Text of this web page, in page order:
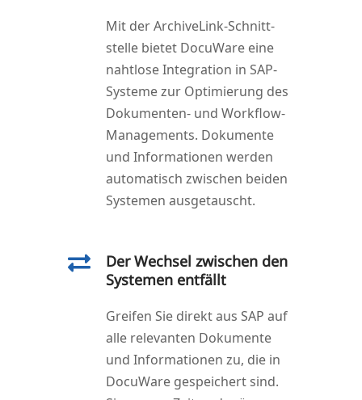
Mit der Archi­veLink-Schnitt­
stel­le bie­tet Docu­Wa­re eine
naht­lo­se Inte­gra­ti­on in SAP-
Sys­te­me zur Opti­mie­rung des
Doku­men­ten- und Work­flow-
Manage­ments. Doku­men­te
und Infor­ma­tio­nen wer­den
auto­ma­tisch zwi­schen bei­den
Sys­te­men ausgetauscht.

Der Wechsel zwischen den
Systemen entfällt
Grei­fen Sie direkt aus SAP auf
alle rele­van­ten Doku­men­te
und Infor­ma­tio­nen zu, die in
Docu­Wa­re gespei­chert sind.